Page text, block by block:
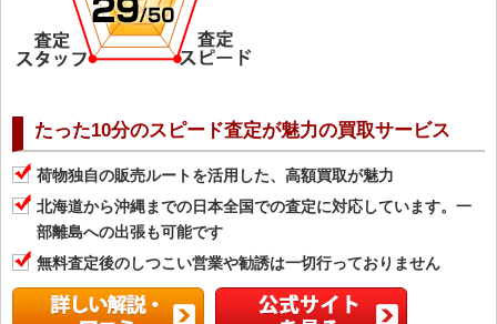
たった10分のスピード査定が魅力の買取サービス
荷物独自の販売ルートを活用した、高額買取が魅力
北海道から沖縄までの日本全国での査定に対応しています。一
部離島への出張も可能です
無料査定後のしつこい営業や勧誘は一切行っておりません